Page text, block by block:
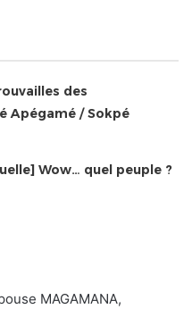
des
Apégamé / Sokpé
Wow… quel peuple ?
MAGAMANA,